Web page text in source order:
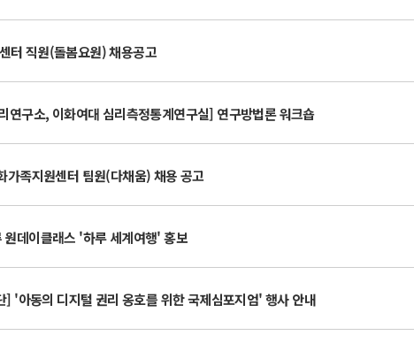
터 직원(돌봄요원) 채용공고
구소, 이화여대 심리측정통계연구실] 연구방법론 워크숍
가족지원센터 팀원(다채움) 채용 공고
원데이클래스 '하루 세계여행' 홍보
] '아동의 디지털 권리 옹호를 위한 국제심포지엄' 행사 안내